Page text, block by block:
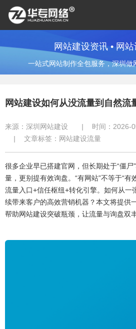
网站建设资讯 • 网
一站式网站制作全包服务，深圳做
网站建设如何从没流量到自然流
来源： 深圳网站建设 | 时间：2026-
|
文章标签： 网站建设流量
很多企业早已搭建官网，但长期处于“僵
量，更别提有效询盘。“有网站”不等于“有
流量入口+信任枢纽+转化引擎。如何从一
续带来客户的高效营销机器？本文将提供
帮助网站建设突破瓶颈，让流量与询盘双丰